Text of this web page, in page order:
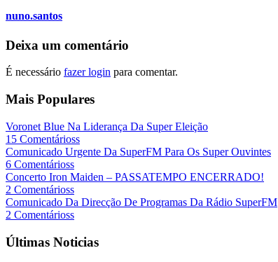
nuno.santos
Deixa um comentário
É necessário fazer login para comentar.
Mais Populares
Voronet Blue Na Liderança Da Super Eleição
15 Comentárioss
Comunicado Urgente Da SuperFM Para Os Super Ouvintes
6 Comentárioss
Concerto Iron Maiden – PASSATEMPO ENCERRADO!
2 Comentárioss
Comunicado Da Direcção De Programas Da Rádio SuperFM
2 Comentárioss
Últimas Noticias